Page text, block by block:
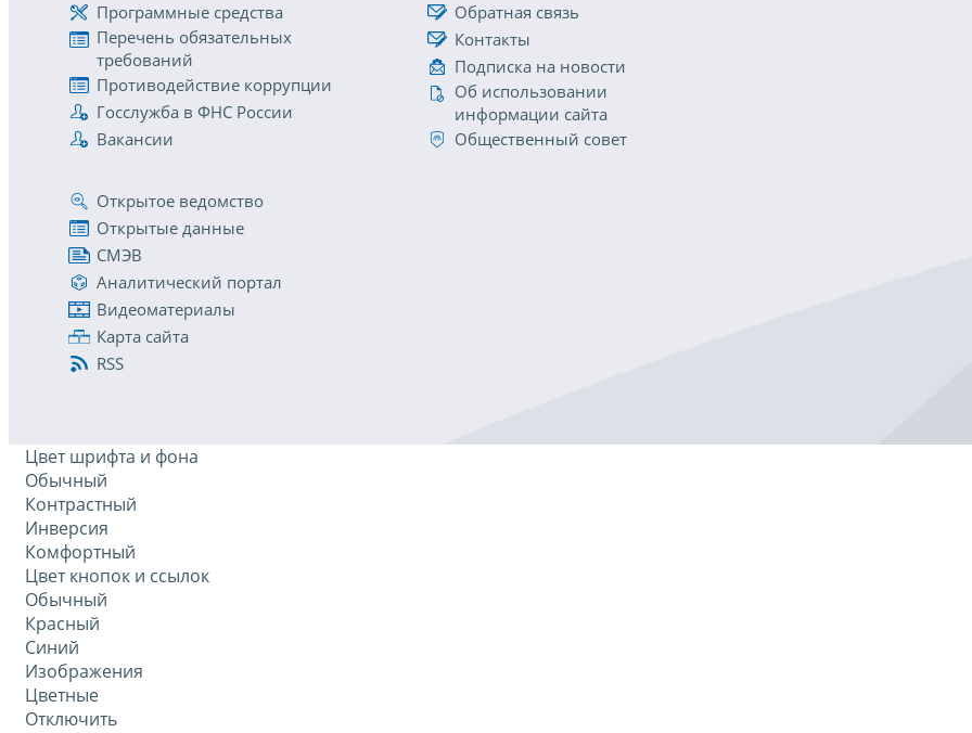
Программные средства
Перечень обязательных
требований
Противодействие коррупции
Госслужба в ФНС России
Вакансии
Обратная связь
Контакты
Подписка на новости
Об использовании
информации сайта
Общественный совет
Открытое ведомство
Открытые данные
СМЭВ
Аналитический портал
Видеоматериалы
Карта сайта
RSS
Цвет шрифта и фона
Обычный
Контрастный
Инверсия
Комфортный
Цвет кнопок и ссылок
Обычный
Красный
Синий
Изображения
Цветные
Отключить